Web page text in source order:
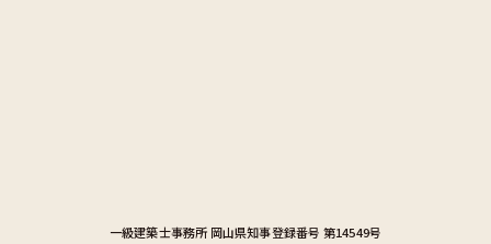
一級建築士事務所 岡山県知事登録番号 第14549号